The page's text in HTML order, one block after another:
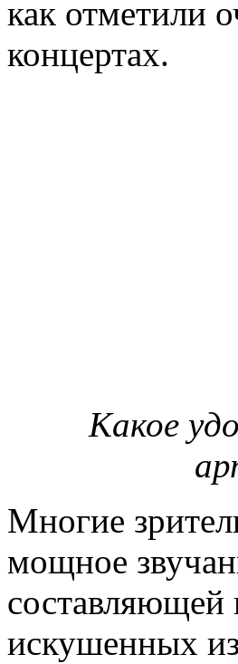
как отметили
концертах.
Какое
Многие
мощное
составляющей
искушенных